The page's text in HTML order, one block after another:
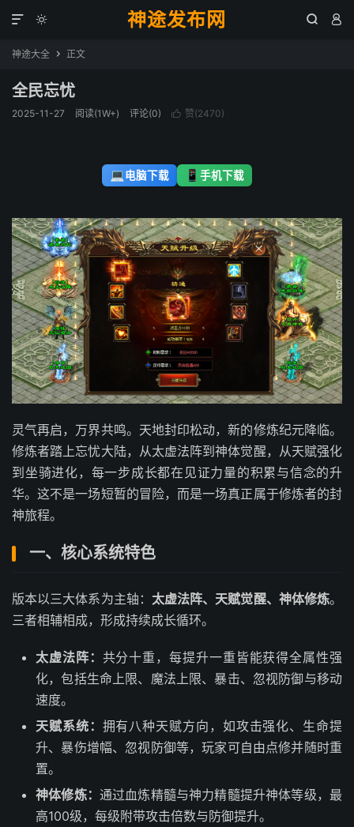
神途发布网
  

神途大全  正文
全民忘忧
2025-11-27 阅读(1W+) 评论(0)  赞(2470)
💻电脑下载 📱 手机下载
灵气再启，万界共鸣。天地封印松动，新的修炼纪元降临。
修炼者踏上忘忧大陆，从太虚法阵到神体觉醒，从天赋强化
到坐骑进化，每一步成长都在见证力量的积累与信念的升
华。这不是一场短暂的冒险，而是一场真正属于修炼者的封
神旅程。
一、核心系统特色
版本以三大体系为主轴： 太虚法阵、天赋觉醒、神体修炼。
三者相辅相成，形成持续成长循环。
太虚法阵： 共分十重，每提升一重皆能获得全属性强
化，包括生命上限、魔法上限、暴击、忽视防御与移动
速度。
天赋系统： 拥有八种天赋方向，如攻击强化、生命提
升、暴伤增幅、忽视防御等，玩家可自由点修并随时重
置。
神体修炼： 通过血炼精髓与神力精髓提升神体等级，最
高100级，每级附带攻击倍数与防御提升。